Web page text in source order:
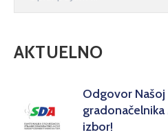
AKTUELNO
Odgovor
izbor!